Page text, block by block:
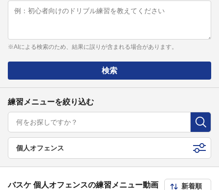
※AIによる検索のため、結果に誤りが含まれる場合があります。
検索
練習メニューを絞り込む
個人オフェンス
バスケ 個人オフェンスの練習メニュー動画